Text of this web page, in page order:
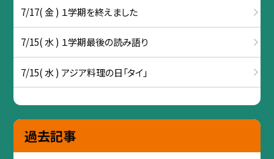
7/17( 金 ) １学期を終えました
7/15( 水 ) １学期最後の読み語り
7/15( 水 ) アジア料理の日「タイ」
過去記事